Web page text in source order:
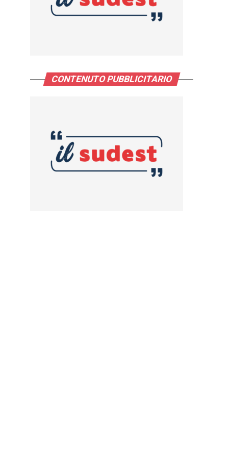
CONTENUTO PUBBLICITARIO